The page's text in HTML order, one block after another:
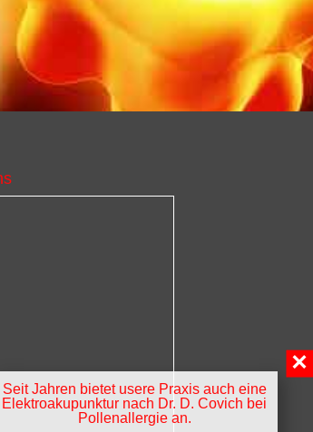
Seit Jahren bietet usere Praxis auch eine
Elektroakupunktur nach Dr. D. Covich bei
Pollenallergie an.
×